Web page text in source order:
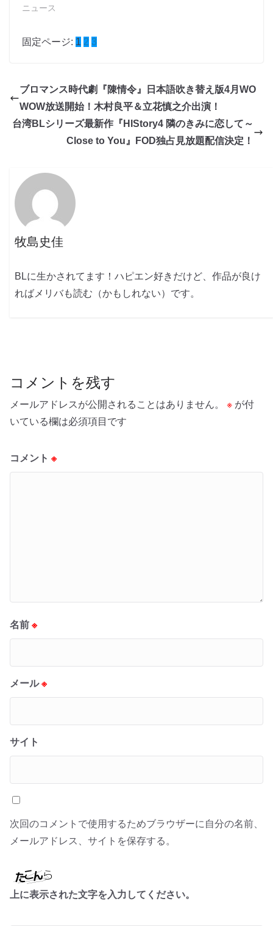
ニュース
固定ページ: 1 2 3
ブロマンス時代劇『陳情令』日本語吹き替え版4月WO
WOW放送開始！木村良平＆立花慎之介出演！
台湾BLシリーズ最新作『HIStory4 隣のきみに恋して～
Close to You』FOD独占見放題配信決定！
牧島史佳
BLに生かされてます！ハピエン好きだけど、作品が良け
ればメリバも読む（かもしれない）です。
コメントを残す
メールアドレスが公開されることはありません。 ※ が付
いている欄は必須項目です
コメント ※
名前 ※
メール※
サイト
次回のコメントで使用するためブラウザーに自分の名前、
メールアドレス、サイトを保存する。
上に表示された文字を入力してください。